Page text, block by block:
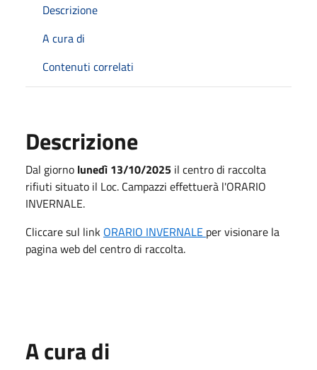
Descrizione
A cura di
Contenuti correlati
Descrizione
Dal giorno lunedì 13/10/2025 il centro di raccolta
rifiuti situato il Loc. Campazzi effettuerà l'ORARIO
INVERNALE.
Cliccare sul link ORARIO INVERNALE per visionare la
pagina web del centro di raccolta.
A cura di